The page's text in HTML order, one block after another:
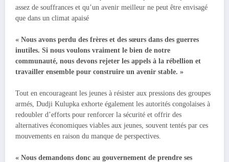
assez de souffrances et qu’un avenir meilleur ne peut être envisagé
que dans un climat apaisé
« Nous avons perdu des frères et des sœurs dans des guerres
inutiles. Si nous voulons vraiment le bien de notre
communauté, nous devons rejeter les appels à la rébellion et
travailler ensemble pour construire un avenir stable. »
Tout en encourageant les jeunes à résister aux pressions des groupes
armés, Dudji Kulupka exhorte également les autorités congolaises à
redoubler d’efforts pour renforcer la sécurité et offrir des
alternatives économiques viables aux jeunes, souvent tentés par ces
mouvements en raison du manque de perspectives.
« Nous demandons donc au gouvernement de prendre ses